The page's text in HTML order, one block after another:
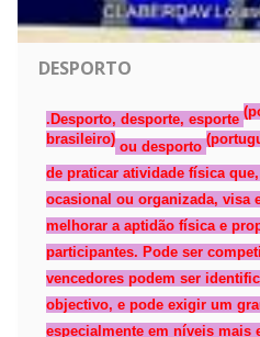
DESPORTO
.Desporto, desporte, esporte (
brasileiro) ou desporto (
de praticar atividade física
ocasional ou organizada, visa
melhorar a aptidão física e
participantes. Pode ser
vencedores podem ser
objectivo, e pode exigir um
especialmente em níveis mais